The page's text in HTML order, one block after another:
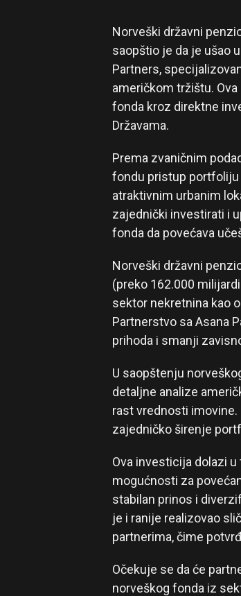
Norveški državni
saopštio je da je ušao
Partners,
američkom tržištu.
fonda kroz direktne
Državama.
Prema zvaničnim
fondu pristup portfoliju
atraktivnim urbanim
zajednički investirati i
fonda da povećava
Norveški državni
(preko 162.000
sektor nekretnina kao
Partnerstvo sa Asana
prihoda i smanji
U saopštenju
detaljne analize
rast vrednosti
zajedničko širenje
Ova investicija dolazi
mogućnosti za
stabilan prinos i
je i ranije realizovao
partnerima, čime
Očekuje se da će
norveškog fonda iz